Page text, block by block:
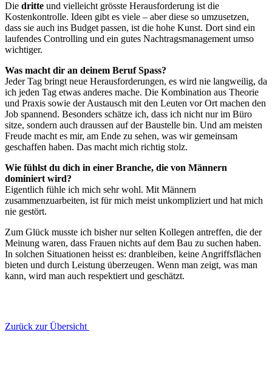
Die dritte und vielleicht grösste Herausforderung ist die
Kostenkontrolle. Ideen gibt es viele – aber diese so umzusetzen,
dass sie auch ins Budget passen, ist die hohe Kunst. Dort sind ein
laufendes Controlling und ein gutes Nachtragsmanagement umso
wichtiger.
Was macht dir an deinem Beruf Spass?
Jeder Tag bringt neue Herausforderungen, es wird nie langweilig, da
ich jeden Tag etwas anderes mache. Die Kombination aus Theorie
und Praxis sowie der Austausch mit den Leuten vor Ort machen den
Job spannend. Besonders schätze ich, dass ich nicht nur im Büro
sitze, sondern auch draussen auf der Baustelle bin. Und am meisten
Freude macht es mir, am Ende zu sehen, was wir gemeinsam
geschaffen haben. Das macht mich richtig stolz.
Wie fühlst du dich in einer Branche, die von Männern
dominiert wird?
Eigentlich fühle ich mich sehr wohl. Mit Männern
zusammenzuarbeiten, ist für mich meist unkompliziert und hat mich
nie gestört.
Zum Glück musste ich bisher nur selten Kollegen antreffen, die der
Meinung waren, dass Frauen nichts auf dem Bau zu suchen haben.
In solchen Situationen heisst es: dranbleiben, keine Angriffsflächen
bieten und durch Leistung überzeugen. Wenn man zeigt, was man
kann, wird man auch respektiert und geschätzt.
Zurück zur Übersicht